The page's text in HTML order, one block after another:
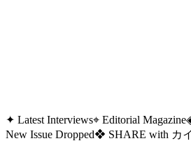
✦ Latest Interviews⌖ Editorial Magazine
New Issue Dropped❖ SHARE with カ